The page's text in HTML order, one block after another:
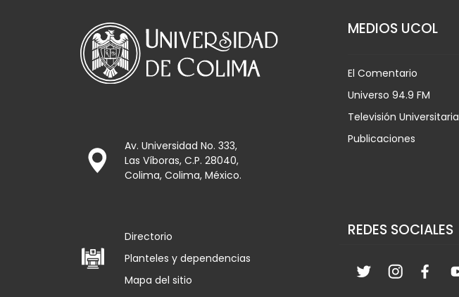
Av. Universidad No. 333,
Las Víboras, C.P. 28040,
Colima, Colima, México.
Directorio
Planteles y dependencias
Mapa del sitio
MEDIOS UCOL
El Comentario
Universo 94.9 FM
Televisión Universitaria
Publicaciones
REDES SOCIALES